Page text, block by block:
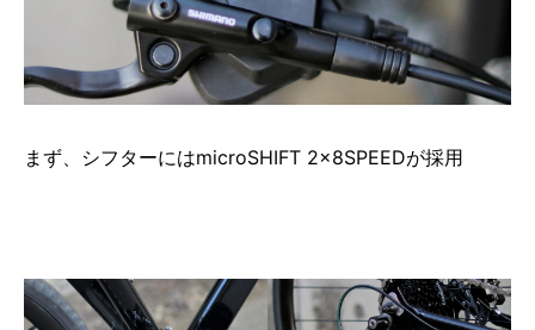
まず、シフターにはmicroSHIFT 2×8SPEEDが採用